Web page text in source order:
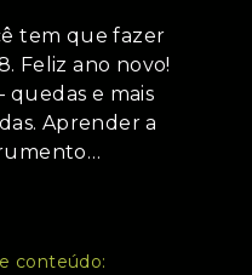
tem que fazer
Feliz ano novo!
quedas e mais
Aprender a
conteúdo: